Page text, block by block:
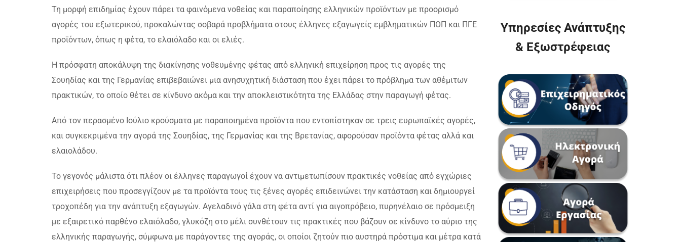
Τη μορφή επιδημίας έχουν πάρει τα φαινόμενα νοθείας και παραποίησης ελληνικών προϊόντων με προορισμό
αγορές του εξωτερικού, προκαλώντας σοβαρά προβλήματα στους έλληνες εξαγωγείς εμβληματικών ΠΟΠ και ΠΓΕ
προϊόντων, όπως η φέτα, το ελαιόλαδο και οι ελιές.
Η πρόσφατη αποκάλυψη της διακίνησης νοθευμένης φέτας από ελληνική επιχείρηση προς τις αγορές της
Σουηδίας και της Γερμανίας επιβεβαιώνει μια ανησυχητική διάσταση που έχει πάρει το πρόβλημα των αθέμιτων
πρακτικών, το οποίο θέτει σε κίνδυνο ακόμα και την αποκλειστικότητα της Ελλάδας στην παραγωγή φέτας.
Από τον περασμένο Ιούλιο κρούσματα με παραποιημένα προϊόντα που εντοπίστηκαν σε τρεις ευρωπαϊκές αγορές,
και συγκεκριμένα την αγορά της Σουηδίας, της Γερμανίας και της Βρετανίας, αφορούσαν προϊόντα φέτας αλλά και
ελαιολάδου.
Το γεγονός μάλιστα ότι πλέον οι έλληνες παραγωγοί έχουν να αντιμετωπίσουν πρακτικές νοθείας από εγχώριες
επιχειρήσεις που προσεγγίζουν με τα προϊόντα τους τις ξένες αγορές επιδεινώνει την κατάσταση και δημιουργεί
τροχοπέδη για την ανάπτυξη εξαγωγών. Αγελαδινό γάλα στη φέτα αντί για αιγοπρόβειο, πυρηνέλαιο σε πρόσμειξη
με εξαιρετικό παρθένο ελαιόλαδο, γλυκόζη στο μέλι συνθέτουν τις πρακτικές που βάζουν σε κίνδυνο το αύριο της
ελληνικής παραγωγής, σύμφωνα με παράγοντες της αγοράς, οι οποίοι ζητούν πιο αυστηρά πρόστιμα και μέτρα κατά
Υπηρεσίες Ανάπτυξης
& Εξωστρέφειας